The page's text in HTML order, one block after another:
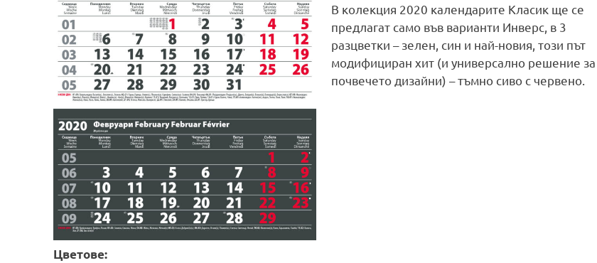
Цветове:
В колекция 2020 календарите Класик ще се
предлагат само във варианти Инверс, в 3
разцветки – зелен, син и най-новия, този път
модифициран хит (и универсално решение за
почвечето дизайни) – тъмно сиво с червено.